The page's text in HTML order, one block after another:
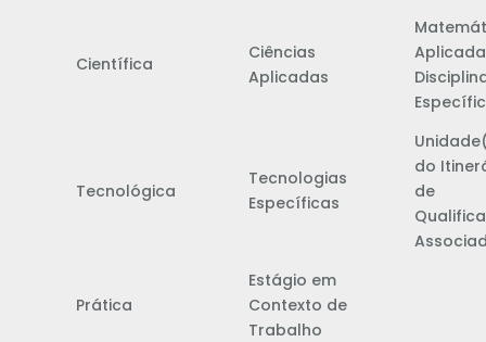
Científica
Ciências
Aplicadas
Aplicada
Tecnológica
Tecnologias
Específicas
do
de
Prática
Estágio em
Contexto de
Trabalho